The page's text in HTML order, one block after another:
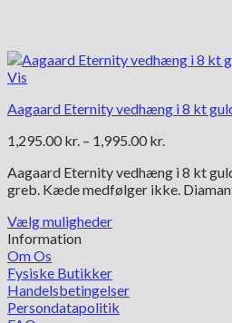
Vis
Aagaard Eternity vedhæng i 8 kt
1,295.00 kr. – 1,995.00 kr.
til
1,995.00
Aagaard Eternity vedhæng i 8 kt
greb. Kæde medfølger ikke.
Vælg muligheder
Dette
vare
har
flere
varianter.
Information
Om Os
Fysiske Butikker
Handelsbetingelser
Persondatapolitik